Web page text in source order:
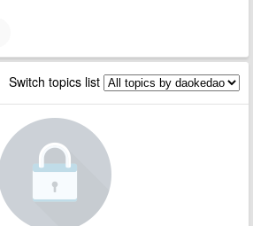
Switch topics list